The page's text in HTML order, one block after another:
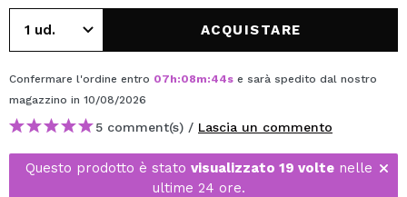
ACQUISTARE
Confermare l'ordine entro 07h:08m:44s e sarà spedito dal nostro
magazzino in 10/08/2026
5 comment(s) / Lascia un commento
Questo prodotto è stato visualizzato 19 volte nelle
ultime 24 ore.